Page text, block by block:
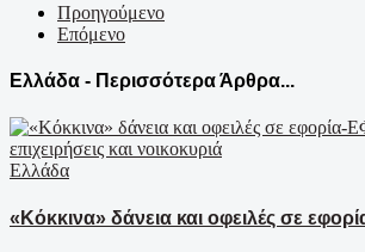
Προηγούμενο
Επόμενο
Ελλάδα - Περισσότερα Άρθρα...
Ελλάδα
«Κόκκινα» δάνεια και οφειλές σε